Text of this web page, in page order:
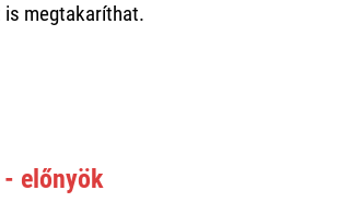
is megtakaríthat.
- előnyök